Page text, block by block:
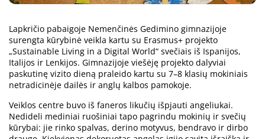
Lapkričio pabaigoje Nemenčinės Gedimino gimnazijoje
surengta kūrybinė veikla kartu su Erasmus+ projekto
„Sustainable Living in a Digital World“ svečiais iš Ispanijos,
Italijos ir Lenkijos. Gimnazijoje viešėję projekto dalyviai
paskutinę vizito dieną praleido kartu su 7–8 klasių mokiniais
netradicinėje dailės ir anglų kalbos pamokoje.
Veiklos centre buvo iš faneros likučių išpjauti angeliukai.
Nedideli mediniai ruošiniai tapo pagrindu mokinių ir svečių
kūrybai: jie rinko spalvas, derino motyvus, bendravo ir dirbo